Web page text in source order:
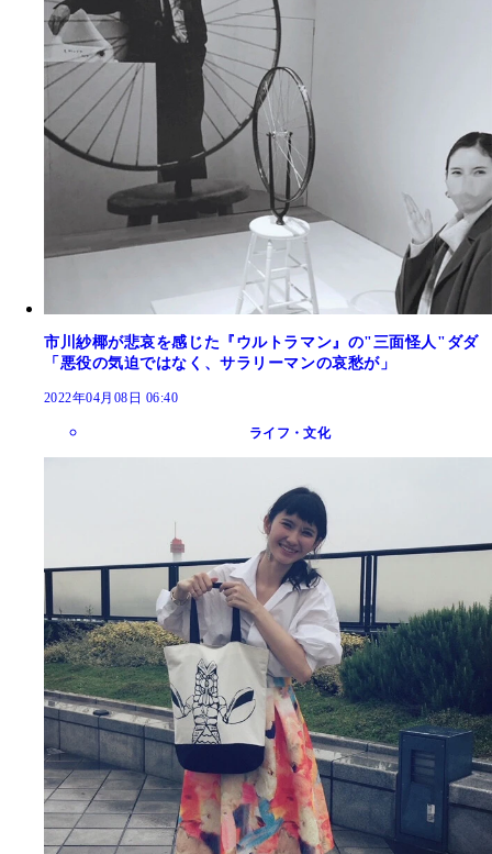
市川紗椰が悲哀を感じた『ウルトラマン』の"三面怪人"ダダ
「悪役の気迫ではなく、サラリーマンの哀愁が」
2022年04月08日 06:40
ライフ・文化